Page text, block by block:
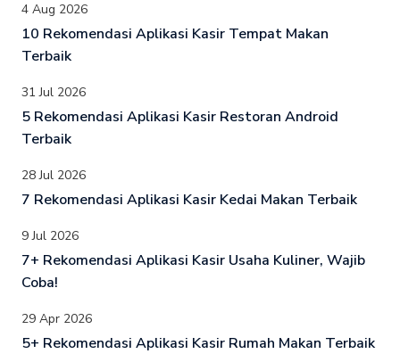
4 Aug 2026
10 Rekomendasi Aplikasi Kasir Tempat Makan
Terbaik
31 Jul 2026
5 Rekomendasi Aplikasi Kasir Restoran Android
Terbaik
28 Jul 2026
7 Rekomendasi Aplikasi Kasir Kedai Makan Terbaik
9 Jul 2026
7+ Rekomendasi Aplikasi Kasir Usaha Kuliner, Wajib
Coba!
29 Apr 2026
5+ Rekomendasi Aplikasi Kasir Rumah Makan Terbaik